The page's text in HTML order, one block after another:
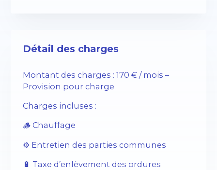
Détail des charges
Montant des charges : 170 € / mois –
Provision pour charge
Charges incluses :
🪵 Chauffage
⚙️ Entretien des parties communes
🔋 Taxe d’enlèvement des ordures